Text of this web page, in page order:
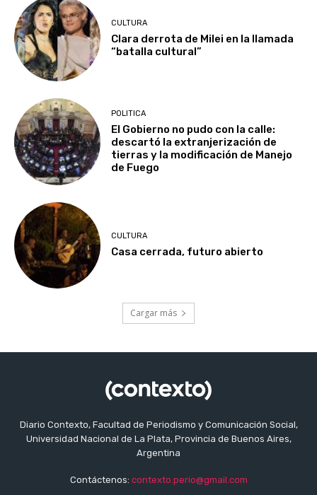
CULTURA
Clara derrota de Milei en la llamada
“batalla cultural”
POLITICA
El Gobierno no pudo con la calle:
descartó la extranjerización de
tierras y la modificación de Manejo
de Fuego
CULTURA
Casa cerrada, futuro abierto
Cargar más
Diario Contexto, Facultad de Periodismo y Comunicación Social,
Universidad Nacional de La Plata, Provincia de Buenos Aires,
Argentina
Contáctenos: contexto.perio@gmail.com